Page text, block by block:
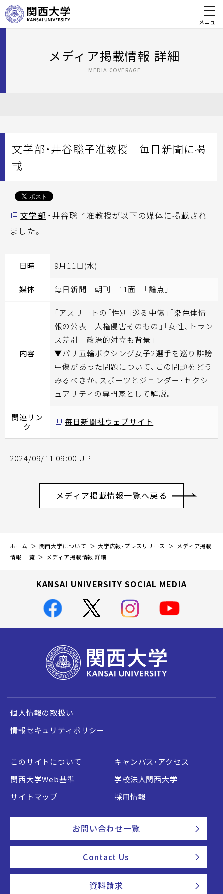
メニュー
メディア掲載情報 詳細
MEDIA COVERAGE
文学部・井谷聡子准教授 毎日新聞に掲
載
文学部 ・井谷聡子准教授が以下の媒体に掲載され
ました。
日時 9月11日(水)
媒体 毎日新聞 朝刊 11面 「論点」
内容
「アスリートの「性別」巡る中傷」「染色体情
報の公表 人権侵害そのもの」「女性、トラン
ス差別 政治的対立も背景」
▼パリ五輪ボクシング女子2選手を巡り誹謗
中傷があった問題について、この問題をどう
みるべきか、スポーツとジェンダー・セクシ
ュアリティの専門家として解説。
関連リン
ク
毎日新聞社ウェブサイト
2024/09/11 09:00 UP
メディア掲載情報一覧へ戻る
ホーム 関西大学について 大学広報・プレスリリース
メディア掲載
情報 一覧
メディア掲載情報 詳細
KANSAI UNIVERSITY SOCIAL MEDIA
個人情報の取扱い
情報セキュリティポリシー
このサイトについて
キャンパス・アクセス
関西大学Web基準
学校法人関西大学
サイトマップ
採用情報
お問い合わせ一覧
Contact Us
資料請求